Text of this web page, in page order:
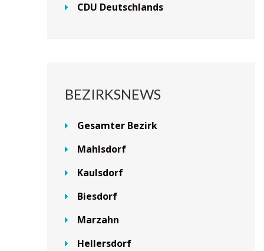
CDU Deutschlands
BEZIRKSNEWS
Gesamter Bezirk
Mahlsdorf
Kaulsdorf
Biesdorf
Marzahn
Hellersdorf